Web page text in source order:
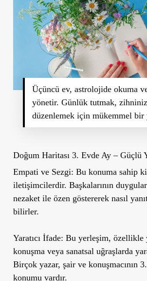
Üçüncü ev, astrolojide okuma
yönetir. Günlük tutmak,
düzenlemek için mükemmel bir
Doğum Haritası 3. Evde Ay – Güçlü
Empati ve Sezgi: Bu konuma sahip
iletişimcilerdir. Başkalarının
nezaket ile özen göstererek nasıl
bilirler.
Yaratıcı İfade: Bu yerleşim, özellikle
konuşma veya sanatsal uğraşlarda
Birçok yazar, şair ve konuşmacının
konumu vardır.